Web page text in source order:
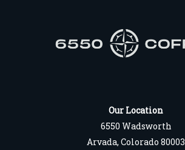
Our Location
6550 Wadsworth
Arvada, Colorado 80003